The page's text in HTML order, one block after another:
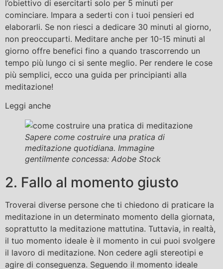
l’obiettivo di esercitarti solo per 5 minuti per
cominciare. Impara a sederti con i tuoi pensieri ed
elaborarli. Se non riesci a dedicare 30 minuti al giorno,
non preoccuparti. Meditare anche per 10-15 minuti al
giorno offre benefici fino a quando trascorrendo un
tempo più lungo ci si sente meglio. Per rendere le cose
più semplici, ecco una guida per principianti alla
meditazione!
Leggi anche
Sapere come costruire una pratica di
meditazione quotidiana. Immagine
gentilmente concessa: Adobe Stock
2. Fallo al momento giusto
Troverai diverse persone che ti chiedono di praticare la
meditazione in un determinato momento della giornata,
soprattutto la meditazione mattutina. Tuttavia, in realtà,
il tuo momento ideale è il momento in cui puoi svolgere
il lavoro di meditazione. Non cedere agli stereotipi e
agire di conseguenza. Seguendo il momento ideale